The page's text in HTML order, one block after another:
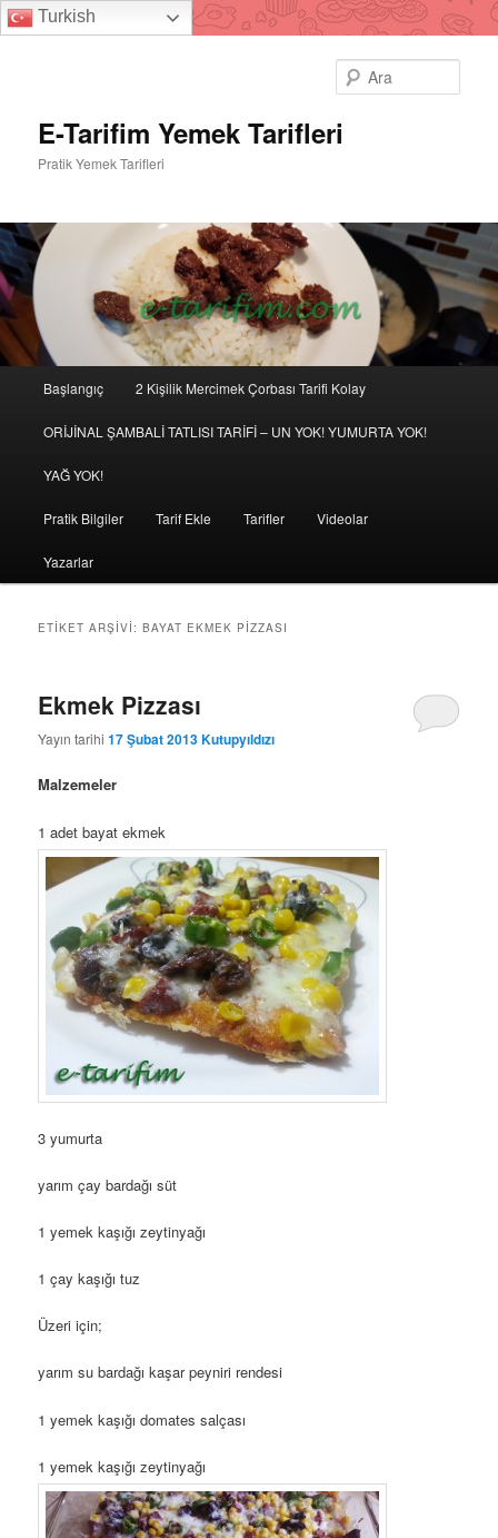
Turkish
E-Tarifim Yemek Tarifleri
Pratik Yemek Tarifleri
Birincil
içeriğe
geç
İkincil
içeriğe
geç
Başlangıç 2 Kişilik Mercimek Çorbası Tarifi Kolay
ORİJİNAL ŞAMBALİ TATLISI TARİFİ – UN YOK! YUMURTA YOK!
YAĞ YOK!
Pratik Bilgiler Tarif Ekle Tarifler Videolar
Yazarlar
ETIKET ARŞIVI:BAYAT EKMEK PIZZASI
Ekmek Pizzası
Yayın tarihi17 Şubat 2013Kutupyıldızı
Malzemeler
1 adet bayat ekmek
3 yumurta
yarım çay bardağı süt
1 yemek kaşığı zeytinyağı
1 çay kaşığı tuz
Üzeri için;
yarım su bardağı kaşar peyniri rendesi
1 yemek kaşığı domates salçası
1 yemek kaşığı zeytinyağı